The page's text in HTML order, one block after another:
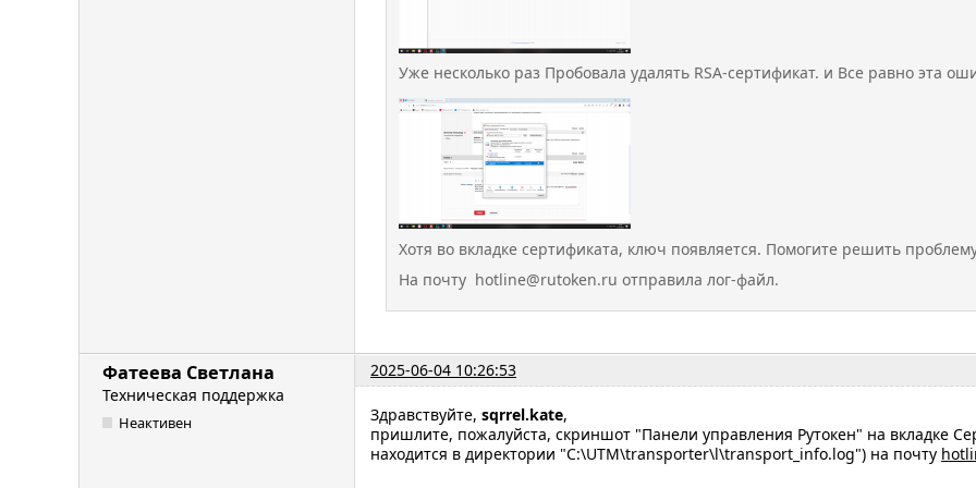
Уже несколько раз Пробовала удалять RSA-сертификат. и Все равно эта
Хотя во вкладке сертификата, ключ появляется. Помогите решить
На почту hotline@rutoken.ru отправила лог-файл.
Фатеева Светлана
2025-06-04 10:26:53
Техническая поддержка
Неактивен Здравствуйте, sqrrel.kate,
пришлите, пожалуйста, скриншот "Панели управления Рутокен" на вкладке
находится в директории "C:\UTM\transporter\l\transport_info.log") на почту